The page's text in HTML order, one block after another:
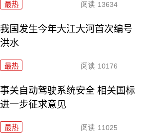
最热 阅读 13634
我国发生今年大江大河首次编号
洪水
最热 阅读 10176
事关自动驾驶系统安全 相关国标
进一步征求意见
最热 阅读 11025